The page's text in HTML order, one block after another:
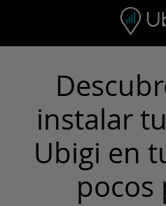
Barra de
instalar
Ubigi en
pocos